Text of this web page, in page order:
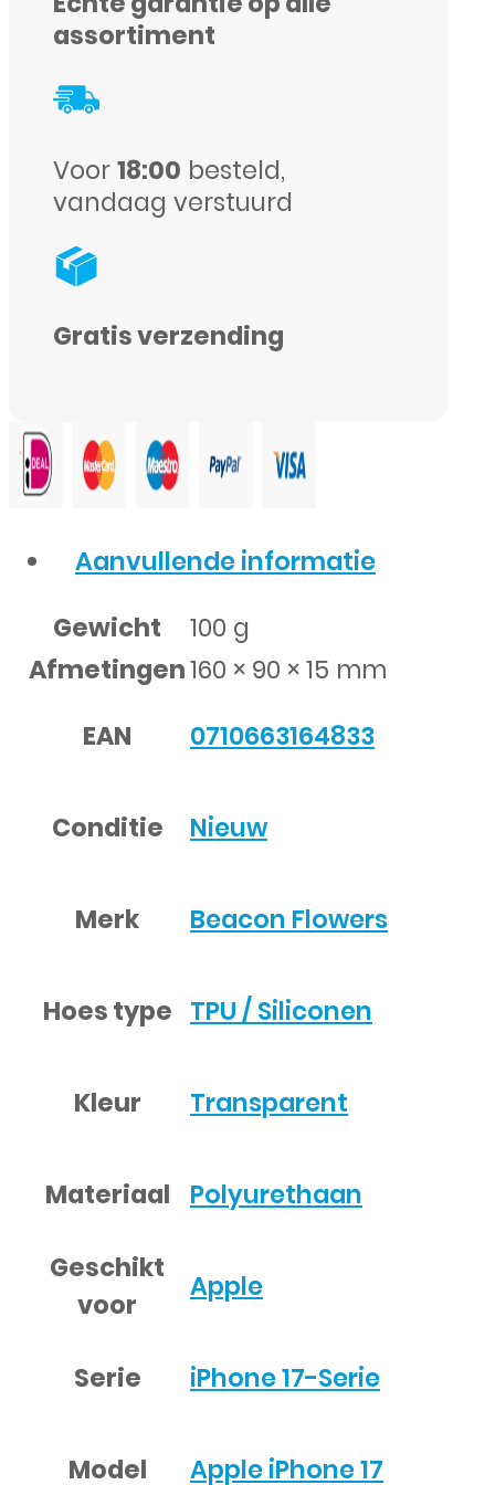
Transparant
assortiment
Voor18:00 besteld,
vandaag verstuurd
Gratis verzending
Aanvullende informatie
Gewicht
100 g
Afmetingen160 × 90 × 15 mm
EAN
0710663164833
Conditie Nieuw
Merk Beacon Flowers
Hoes type TPU / Siliconen
Kleur Transparent
Materiaal Polyurethaan
Geschikt
voor
Apple
Serie iPhone 17-Serie
Model Apple iPhone 17